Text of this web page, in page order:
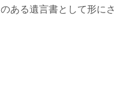
ある遺言書として形にさ